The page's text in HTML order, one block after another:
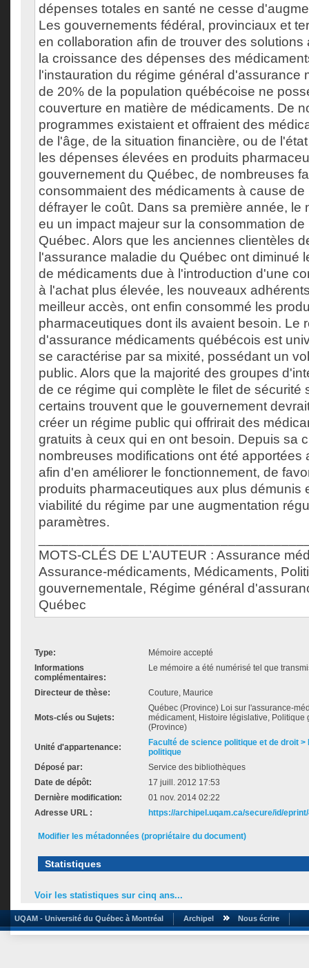
dépenses totales en santé ne cesse
Les gouvernements fédéral, provinciaux et
en collaboration afin de trouver des solutions
la croissance des dépenses des
l'instauration du régime général d'assurance
de 20% de la population québécoise ne
couverture en matière de médicaments. De
programmes existaient et offraient des
de l'âge, de la situation financière, ou de
les dépenses élevées en produits
gouvernement du Québec, de nombreuses
consommaient des médicaments à cause
défrayer le coût. Dans sa première année, le
eu un impact majeur sur la consommation
Québec. Alors que les anciennes clientèles
l'assurance maladie du Québec ont diminué
de médicaments due à l'introduction d'une
à l'achat plus élevée, les nouveaux
meilleur accès, ont enfin consommé les
pharmaceutiques dont ils avaient besoin. Le
d'assurance médicaments québécois est
se caractérise par sa mixité, possédant un
public. Alors que la majorité des groupes
de ce régime qui complète le filet de sécurité
certains trouvent que le gouvernement
créer un régime public qui offrirait des
gratuits à ceux qui en ont besoin. Depuis sa
nombreuses modifications ont été apportées
afin d'en améliorer le fonctionnement, de
produits pharmaceutiques aux plus démunis
viabilité du régime par une augmentation
paramètres.
MOTS-CLÉS DE L’AUTEUR : Assurance
Assurance-médicaments, Médicaments,
gouvernementale, Régime général
Québec
Type:
Mémoire accepté
Informations
complémentaires:
Le mémoire a été numérisé tel que
Directeur de thèse: Couture, Maurice
Mots-clés ou Sujets:
Québec (Province) Loi sur l'assurance-
médicament, Histoire législative, Politique
(Province)
Unité d'appartenance:
Faculté de science politique et de droit
politique
Déposé par:
Service des bibliothèques
Date de dépôt:
17 juill. 2012 17:53
Dernière modification:
01 nov. 2014 02:22
Adresse URL :
https://archipel.uqam.ca/secure/id/
Modifier les métadonnées (propriétaire du document)
Statistiques
Voir les statistiques sur cinq ans...
UQAM - Université du Québec à Montréal Archipel Nous écrire